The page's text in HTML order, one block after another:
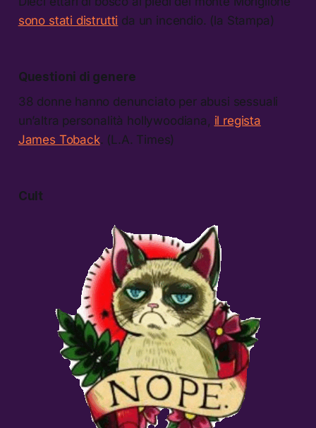
sono stati distrutti da un incendio. (la Stampa)
Questioni di genere
38 donne hanno denunciato per abusi sessuali
un’altra personalità hollywoodiana, il regista
James Toback. (L.A. Times)
Cult